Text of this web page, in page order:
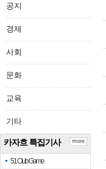
공지
경제
사회
문화
교육
기타
카자흐 특집기사
51 Club Game
more